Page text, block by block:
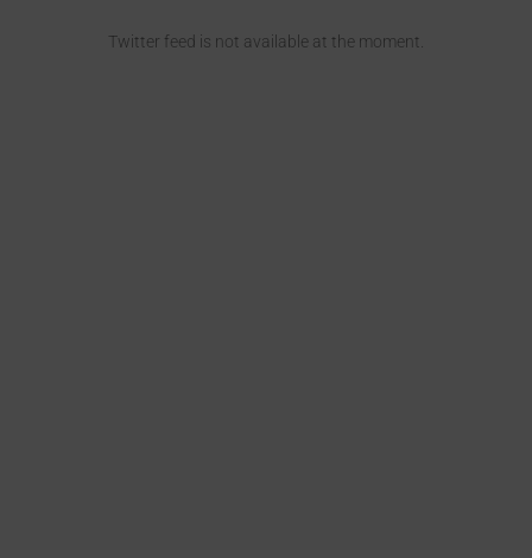
Twitter feed is not available at the moment.